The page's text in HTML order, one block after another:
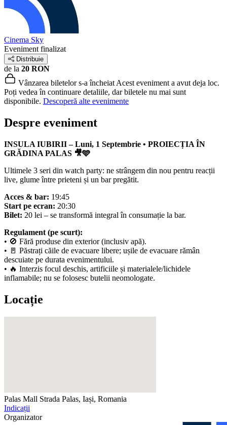
Cinema Sky
Eveniment finalizat
Distribuie
de la 20 RON
Vânzarea biletelor s-a încheiat Acest eveniment a avut deja loc.
Poți vedea în continuare detaliile, dar biletele nu mai sunt
disponibile. Descoperă alte evenimente
Despre eveniment
INSULA IUBIRII – Luni, 1 Septembrie • PROIECȚIA ÎN
GRĂDINA PALAS 🎥🩵
Ultimele 3 seri din watch party: ne strângem din nou pentru reacții
live, glume între prieteni și un bar pregătit.
Acces & bar: 19:45
Start pe ecran: 20:30
Bilet: 20 lei – se transformă integral în consumație la bar.
Regulament (pe scurt):
• 🚫 Fără produse din exterior (inclusiv apă).
• 🚪 Păstrați căile de evacuare libere; ușile de evacuare rămân
descuiate pe durata evenimentului.
• 🔥 Interzis focul deschis, artificiile și materialele/lichidele
inflamabile; nu se folosesc butelii neomologate.
Locație
Palas Mall Strada Palas, Iași, Romania
Indicații
Organizator